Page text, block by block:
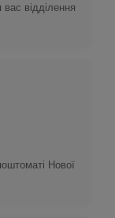
відділення
Нової